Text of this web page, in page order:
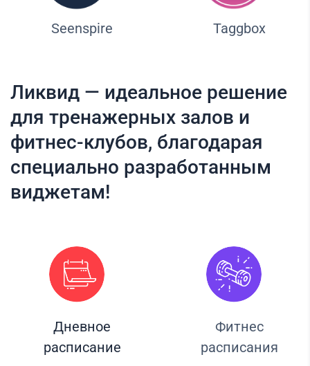
Seenspire Taggbox
Ликвид — идеальное решение
для тренажерных залов и
фитнес-клубов, благодарая
специально разработанным
виджетам!
Дневное
расписание
Фитнес
расписания